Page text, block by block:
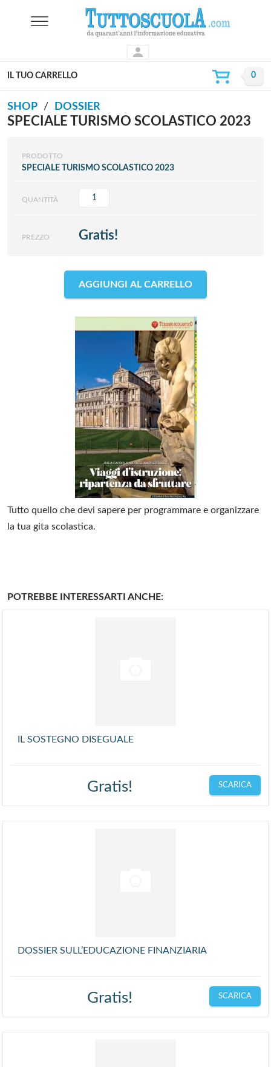
IL TUO CARRELLO
SHOP DOSSIER
SPECIALE TURISMO SCOLASTICO 2023
PRODOTTO
SPECIALE TURISMO SCOLASTICO 2023
QUANTITÀ
PREZZO Gratis!
AGGIUNGI AL CARRELLO
Tutto quello che devi sapere per programmare e organizzare
la tua gita scolastica.
POTREBBE INTERESSARTI ANCHE:
IL SOSTEGNO DISEGUALE
Gratis! SCARICA
DOSSIER SULL’EDUCAZIONE FINANZIARIA
Gratis! SCARICA